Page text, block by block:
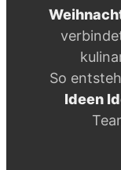
So
Ideen